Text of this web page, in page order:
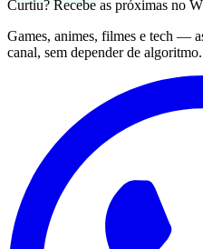
Curtiu? Recebe as próximas no
Games, animes, filmes e tech —
canal, sem depender de algoritmo.